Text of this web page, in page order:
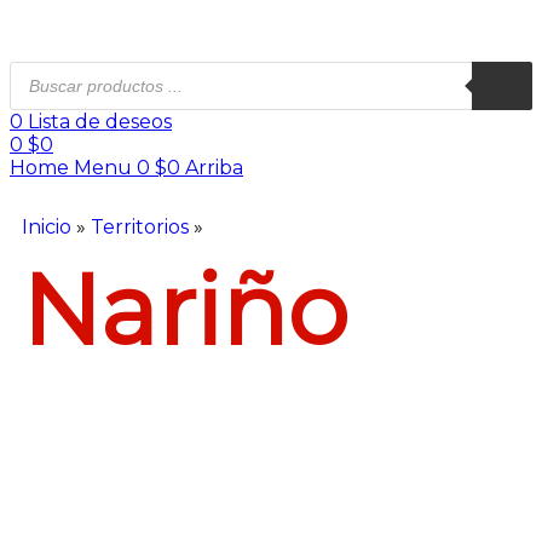
0 Lista de deseos
0 $0
Home Menu 0 $0 Arriba
Inicio » Territorios »
Nariño